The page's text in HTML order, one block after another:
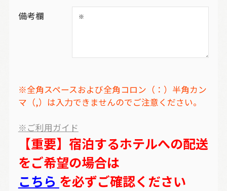
備考欄
※全角スペースおよび全角コロン（：）半角カン
マ（,）は入力できませんのでご注意ください。
※ご利用ガイド
【重要】宿泊するホテルへの配送
をご希望の場合は
こちら を必ずご確認ください